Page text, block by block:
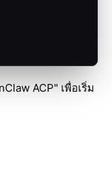
ACP" เพื่อเริ่ม